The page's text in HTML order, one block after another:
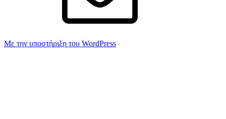
Με την υποστήριξη του WordPress